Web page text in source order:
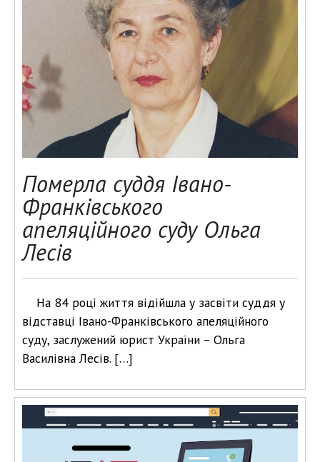
Померла суддя Івано-
Франківського
апеляційного суду Ольга
Лесів
На 84 році життя відійшла у засвіти суддя у
відставці Івано-Франківського апеляційного
суду, заслужений юрист України – Ольга
Василівна Лесів. […]